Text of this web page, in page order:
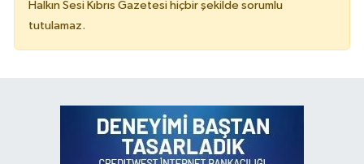
Halkın Sesi Kıbrıs Gazetesi hiçbir şekilde sorumlu
tutulamaz.